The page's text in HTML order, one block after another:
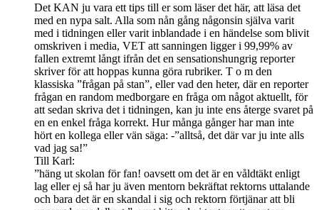
Det KAN ju vara ett tips till er som läser det här, att läsa det
med en nypa salt. Alla som nån gång någonsin själva varit
med i tidningen eller varit inblandade i en händelse som blivit
omskriven i media, VET att sanningen ligger i 99,99% av
fallen extremt långt ifrån det en sensationshungrig reporter
skriver för att hoppas kunna göra rubriker. T o m den
klassiska ”frågan på stan”, eller vad den heter, där en reporter
frågan en random medborgare en fråga om något aktuellt, för
att sedan skriva det i tidningen, kan ju inte ens återge svaret på
en en enkel fråga korrekt. Hur många gånger har man inte
hört en kollega eller vän säga: -”alltså, det där var ju inte alls
vad jag sa!”
Till Karl:
”häng ut skolan för fan! oavsett om det är en våldtäkt enligt
lag eller ej så har ju även mentorn bekräftat rektorns uttalande
och bara det är en skandal i sig och rektorn förtjänar att bli